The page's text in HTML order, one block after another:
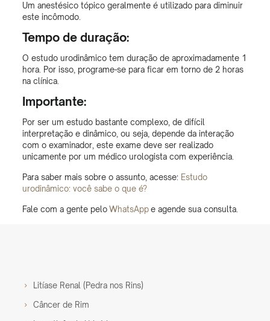
Um anestésico tópico geralmente é utilizado para diminuir
este incômodo.
Tempo de duração:
O estudo urodinâmico tem duração de aproximadamente 1
hora. Por isso, programe-se para ficar em torno de 2 horas
na clínica.
Importante:
Por ser um estudo bastante complexo, de difícil
interpretação e dinâmico, ou seja, depende da interação
com o examinador, este exame deve ser realizado
unicamente por um médico urologista com experiência.
Para saber mais sobre o assunto, acesse: Estudo
urodinâmico: você sabe o que é?
Fale com a gente peloWhatsAppe agende sua consulta.
Litíase Renal (Pedra nos Rins)
Câncer de Rim